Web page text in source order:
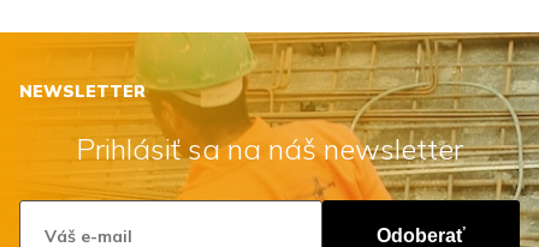
NEWSLETTER
Prihlásiť sa na náš newsletter
Odoberať